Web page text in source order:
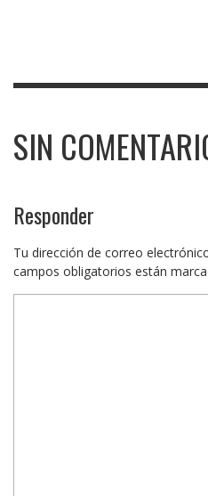
SIN
Responder
Tu dirección de correo
campos obligatorios están